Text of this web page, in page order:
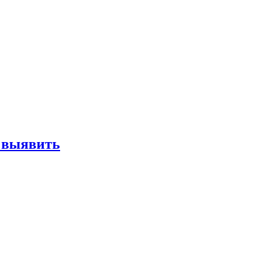
выявить